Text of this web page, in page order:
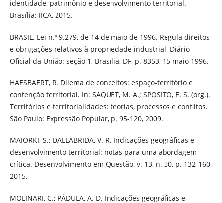
identidade, patrimônio e desenvolvimento territorial.
Brasília: IICA, 2015.
BRASIL. Lei n.º 9.279, de 14 de maio de 1996. Regula direitos
e obrigações relativos à propriedade industrial. Diário
Oficial da União: seção 1, Brasília, DF, p. 8353, 15 maio 1996.
HAESBAERT, R. Dilema de conceitos: espaço-território e
contenção territorial. In: SAQUET, M. A.; SPOSITO, E. S. (org.).
Territórios e territorialidades: teorias, processos e conflitos.
São Paulo: Expressão Popular, p. 95-120, 2009.
MAIORKI, S.; DALLABRIDA, V. R. Indicações geográficas e
desenvolvimento territorial: notas para uma abordagem
crítica. Desenvolvimento em Questão, v. 13, n. 30, p. 132-160,
2015.
MOLINARI, C.; PÁDULA, A. D. Indicações geográficas e